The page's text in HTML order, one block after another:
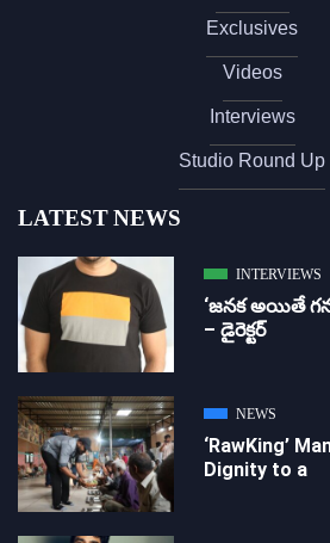
Exclusives
Videos
Interviews
Studio Round Up
LATEST NEWS
INTERVIEWS
‘జ‌న‌క అయితే
– డైరెక్ట‌ర్
NEWS
‘RawKing’
Dignity to a